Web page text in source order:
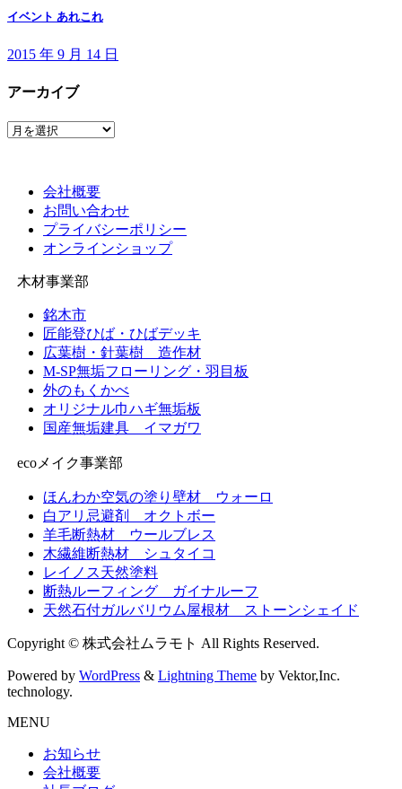
イベント あれこれ
2015 年 9 月 14 日
アーカイブ
ア
会社概要
お問い合わせ
プライバシーポリシー
オンラインショップ
木材事業部
銘木市
匠能登ひば・ひばデッキ
広葉樹・針葉樹 造作材
M-SP無垢フローリング・羽目板
外のもくかべ
オリジナル巾ハギ無垢板
国産無垢建具 イマガワ
ecoメイク事業部
ほんわか空気の塗り壁材 ウォーロ
白アリ忌避剤 オクトボー
羊毛断熱材 ウールブレス
木繊維断熱材 シュタイコ
レイノス天然塗料
断熱ルーフィング ガイナルーフ
天然石付ガルバリウム屋根材 ストーンシェイド
Copyright © 株式会社ムラモト All Rights Reserved.
Powered by WordPress & Lightning Theme by Vektor,Inc.
technology.
MENU
お知らせ
会社概要